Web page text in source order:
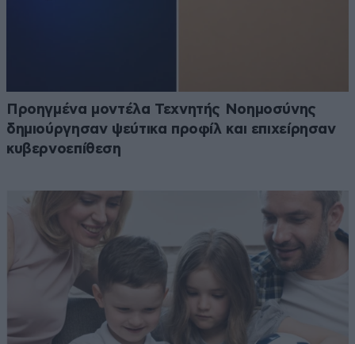
Προηγμένα μοντέλα Τεχνητής Νοημοσύνης
δημιούργησαν ψεύτικα προφίλ και επιχείρησαν
κυβερνοεπίθεση